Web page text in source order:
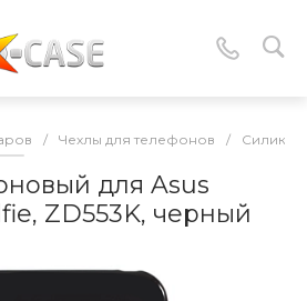
/ Чехлы для телефонов /
для Asus
ZD553K, черный